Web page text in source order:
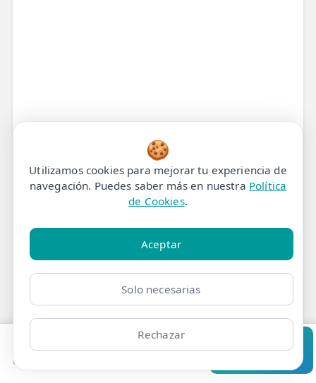
Clínicas
Tratamiento de
Fisioterapia para Dolor
Postural Afectando los
Pectorales en Madrid
Pedir cita Consultar
🍪
Utilizamos cookies para mejorar tu experiencia de
navegación. Puedes saber más en nuestra Política
de Cookies.
Aceptar
Solo necesarias
Rechazar